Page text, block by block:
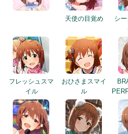
天使の目覚め
シ
フレッシュスマ
イル
おひさまスマイ
ル